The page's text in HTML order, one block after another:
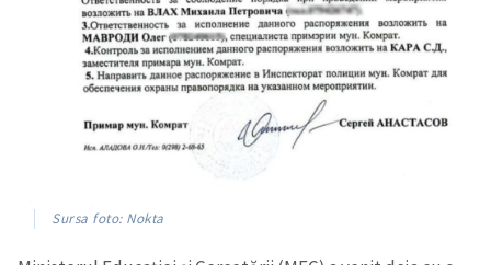
Despre ZdG
in English
на русском
Sursa foto: Nokta